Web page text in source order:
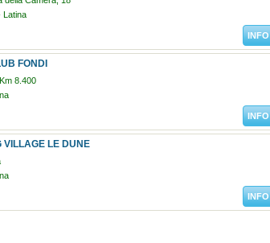
Latina
INFO
FONDI
8.400
INFO
VILLAGE LE DUNE
INFO